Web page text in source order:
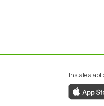
Instale a